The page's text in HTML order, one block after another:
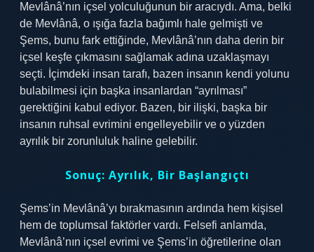
Mevlânâ’nın içsel yolculuğunun bir aracıydı. Ama, belki
de Mevlânâ, o ışığa fazla bağımlı hale gelmişti ve
Şems, bunu fark ettiğinde, Mevlânâ’nın daha derin bir
içsel keşfe çıkmasını sağlamak adına uzaklaşmayı
seçti. İçimdeki insan tarafı, bazen insanın kendi yolunu
bulabilmesi için başka insanlardan “ayrılması”
gerektiğini kabul ediyor. Bazen, bir ilişki, başka bir
insanın ruhsal evrimini engelleyebilir ve o yüzden
ayrılık bir zorunluluk haline gelebilir.
Sonuç: Ayrılık, Bir Başlangıçtı
Şems’in Mevlânâ’yı bırakmasının ardında hem kişisel
hem de toplumsal faktörler vardı. Felsefi anlamda,
Mevlânâ’nın içsel evrimi ve Şems’in öğretilerine olan